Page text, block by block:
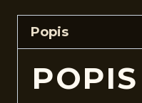
Popis
POPIS